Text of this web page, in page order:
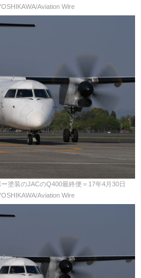
Aviation Wire
塗装のJACのQ400最終便＝17年4月30日
Aviation Wire